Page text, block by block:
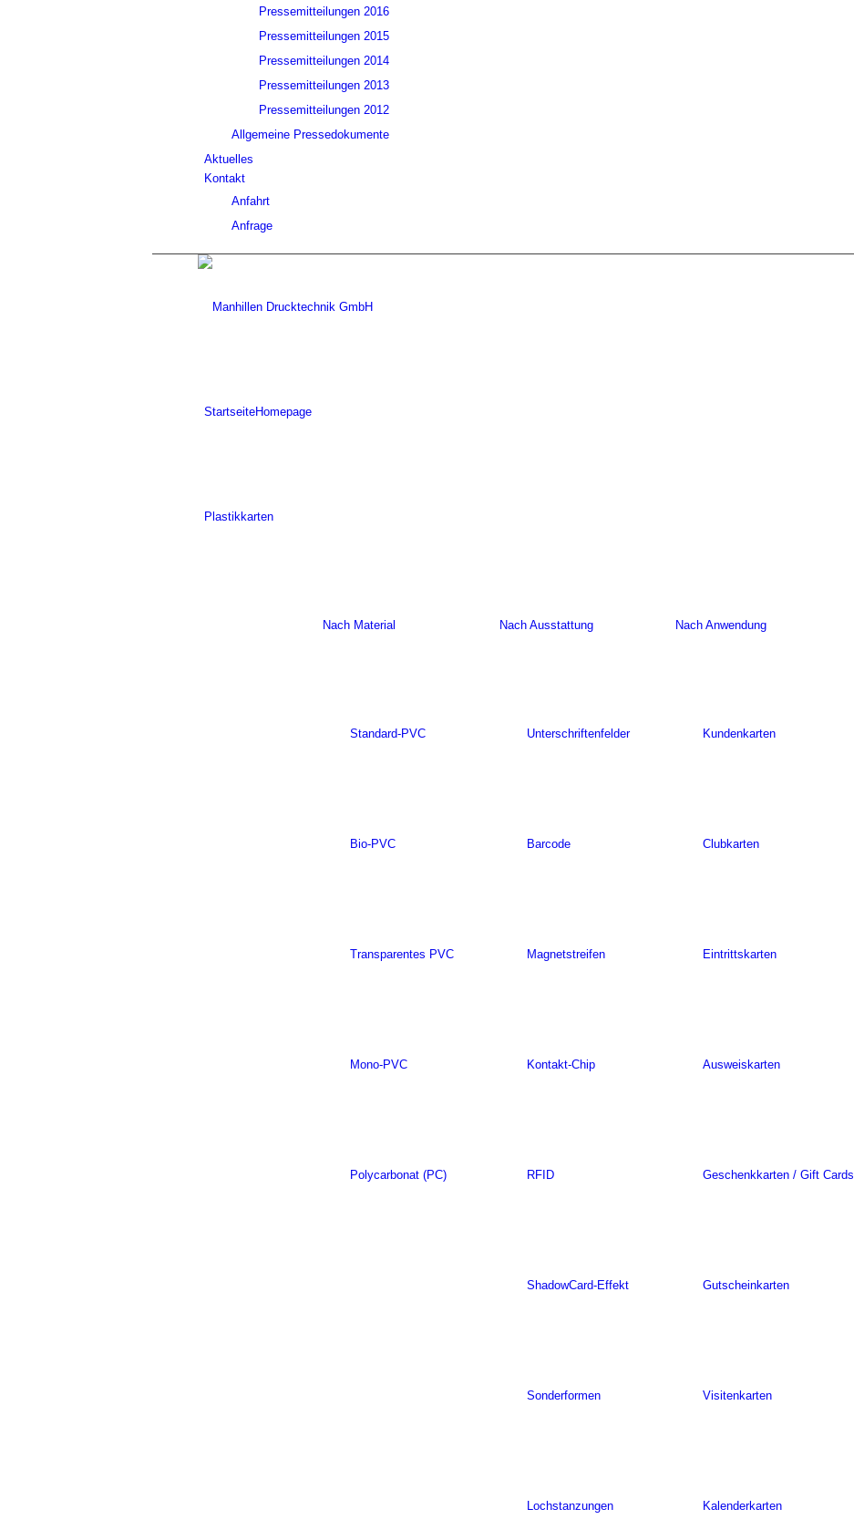
Pressemitteilungen 2016
Pressemitteilungen 2015
Pressemitteilungen 2014
Pressemitteilungen 2013
Pressemitteilungen 2012
Allgemeine Pressedokumente
Aktuelles
Kontakt
Anfahrt
Anfrage
StartseiteHomepage
Plastikkarten
Nach Material
Standard-PVC
Bio-PVC
Transparentes PVC
Mono-PVC
Polycarbonat (PC)
Nach Ausstattung
Unterschriftenfelder
Barcode
Magnetstreifen
Kontakt-Chip
RFID
ShadowCard-Effekt
Sonderformen
Lochstanzungen
Nach Anwendung
Kundenkarten
Clubkarten
Eintrittskarten
Ausweiskarten
Geschenkkarten / Gift Cards
Gutscheinkarten
Visitenkarten
Kalenderkarten